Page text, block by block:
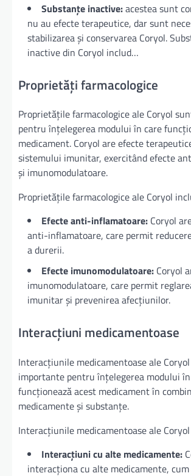
Substanțe inactive:acestea sunt
nu au efecte terapeutice, dar sunt
stabilizarea și conservarea Coryol.
inactive din Coryol includ…
Proprietăți farmacologice
Proprietățile farmacologice ale Coryol
pentru înțelegerea modului în care
medicament. Coryol are efecte
sistemului imunitar, exercitând efecte
și imunomodulatoare.
Proprietățile farmacologice ale Coryol
Efecte anti-inflamatoare: Coryol
anti-inflamatoare, care permit
a durerii.
Efecte imunomodulatoare: Coryol
imunomodulatoare, care permit
imunitar și prevenirea afecțiunilor.
Interacțiuni medicamentoase
Interacțiunile medicamentoase ale
importante pentru înțelegerea modului
funcționează acest medicament în
medicamente și substanțe.
Interacțiunile medicamentoase ale
Interacțiuni cu alte medicamente:
interacționa cu alte medicamente,